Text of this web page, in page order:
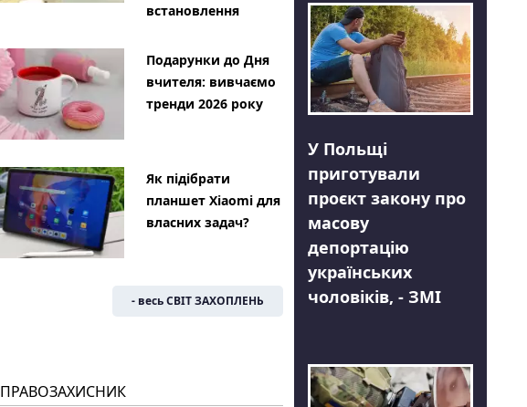
встановлення
Подарунки до Дня
вчителя: вивчаємо
тренди 2026 року
Як підібрати
планшет Xiaomi для
власних задач?
- весь СВІТ ЗАХОПЛЕНЬ
ПРАВОЗАХИСНИК
У Польщі
приготували
проєкт закону про
масову
депортацію
українських
чоловіків, - ЗМІ